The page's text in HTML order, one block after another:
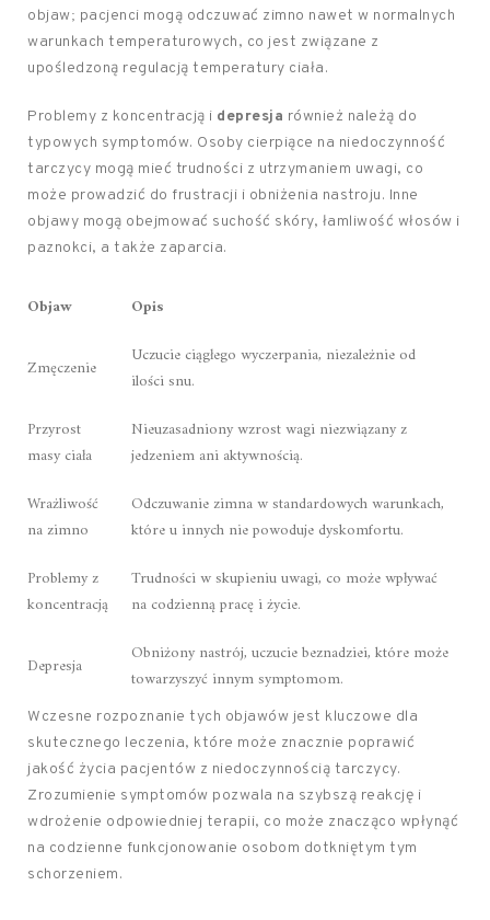
objaw; pacjenci mogą odczuwać zimno nawet w normalnych
warunkach temperaturowych, co jest związane z
upośledzoną regulacją temperatury ciała.
Problemy z koncentracją i depresja również należą do
typowych symptomów. Osoby cierpiące na niedoczynność
tarczycy mogą mieć trudności z utrzymaniem uwagi, co
może prowadzić do frustracji i obniżenia nastroju. Inne
objawy mogą obejmować suchość skóry, łamliwość włosów i
paznokci, a także zaparcia.
Objaw Opis
Zmęczenie
Uczucie ciągłego wyczerpania, niezależnie od
ilości snu.
Przyrost
masy ciała
Nieuzasadniony wzrost wagi niezwiązany z
jedzeniem ani aktywnością.
Wrażliwość
na zimno
Odczuwanie zimna w standardowych warunkach,
które u innych nie powoduje dyskomfortu.
Problemy z
koncentracją
Trudności w skupieniu uwagi, co może wpływać
na codzienną pracę i życie.
Depresja
Obniżony nastrój, uczucie beznadziei, które może
towarzyszyć innym symptomom.
Wczesne rozpoznanie tych objawów jest kluczowe dla
skutecznego leczenia, które może znacznie poprawić
jakość życia pacjentów z niedoczynnością tarczycy.
Zrozumienie symptomów pozwala na szybszą reakcję i
wdrożenie odpowiedniej terapii, co może znacząco wpłynąć
na codzienne funkcjonowanie osobom dotkniętym tym
schorzeniem.